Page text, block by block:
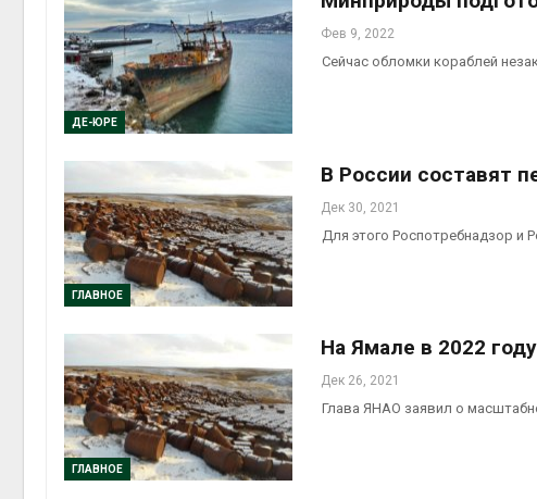
ДЕ-ЮРЕ
Фев 9, 2022
Сейчас обломки кораблей
ГЛАВНОЕ
В России составят
Дек 30, 2021
Для этого Роспотребнадзор и
ГЛАВНОЕ
На Ямале в 2022
Дек 26, 2021
Глава ЯНАО заявил о